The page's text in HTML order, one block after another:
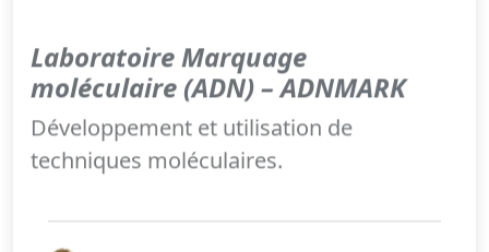
moléculaire (ADN) – ADNMARK
Développement et utilisation de
techniques moléculaires.